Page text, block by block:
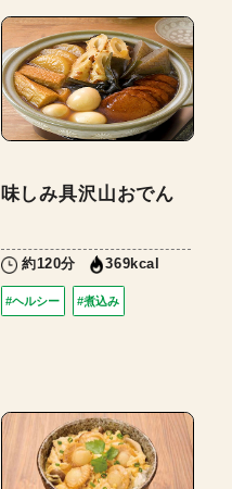
味しみ具沢山おでん
約120分 369kcal
#ヘルシー #煮込み